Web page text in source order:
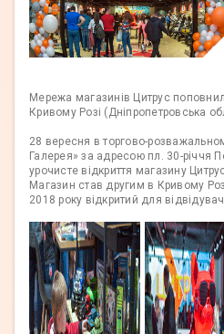
Мережа магазинів Цитрус
Кривому Розі (Дніпропетровська
28 вересня в торгово-
Галерея» за адресою пл. 30-річчя
урочисте відкриття магазину
Магазин став другим в Кривому
2018 року відкритий для